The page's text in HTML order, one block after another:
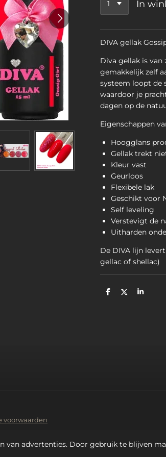
advertenties. Door gebruik te blijven
In
DIVA gellak
Diva gellak is
gemakkelijk zelf
systeem loopt de
waardoor je
dagen op de
Eigenschappen
Hoogglans
Gellak trekt
Kleur vast
Geurloos
Flexibele lak
Geschikt voor
Self leveling
Verstevigt de
Uitharden
De DIVA lijn
gellac of shellac)
D
D
S
voorwaarden